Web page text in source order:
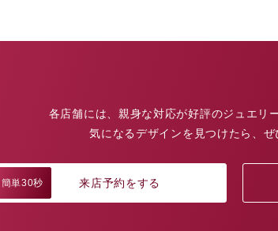
各店舗には、親身な対応が好評のジュエリ
気になるデザインを見つけたら、ぜ
簡単30秒 来店予約をする